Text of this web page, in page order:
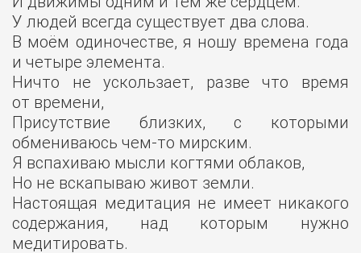
У людей всегда существует два слова.
В моём одиночестве, я ношу времена года
и четыре элемента.
Ничто не ускользает, разве что время
от времени,
Присутствие близких, с которыми
обмениваюсь чем-то мирским.
Я вспахиваю мысли когтями облаков,
Но не вскапываю живот земли.
Настоящая медитация не имеет никакого
содержания, над которым нужно
медитировать.